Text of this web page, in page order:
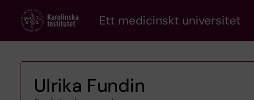
content
Ett medicinskt universitet
Ulrika Fundin